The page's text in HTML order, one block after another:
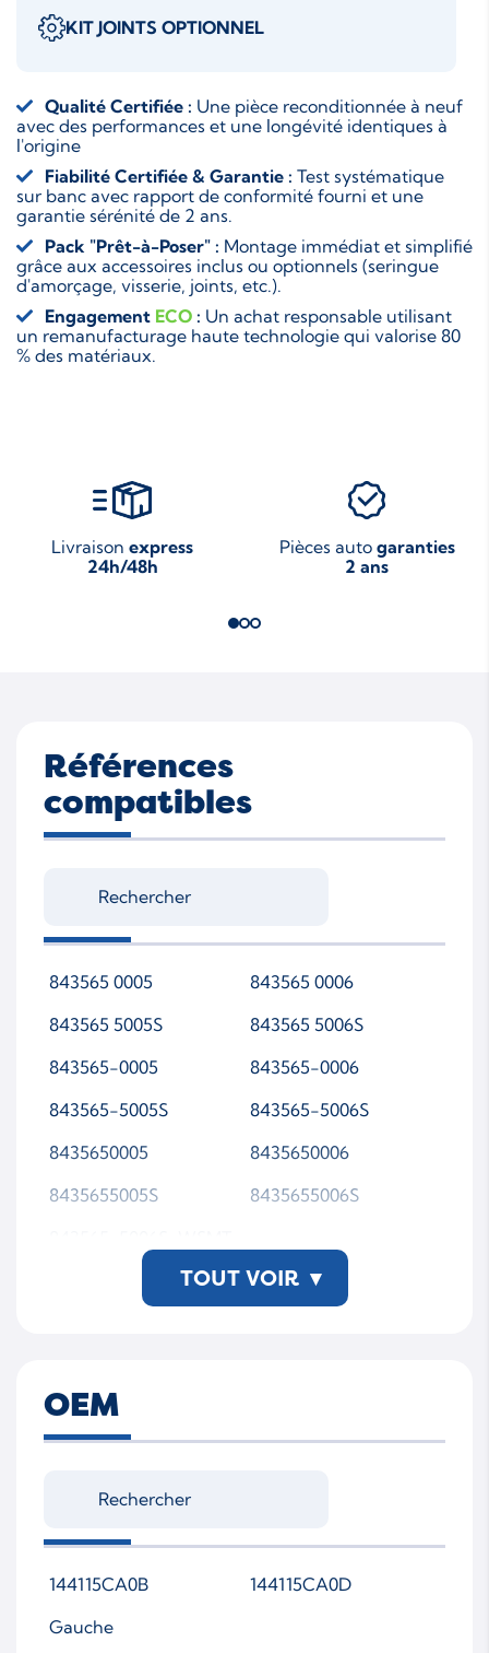
KIT JOINTS OPTIONNEL
Qualité Certifiée : Une pièce reconditionnée à neuf
avec des performances et une longévité identiques à
l'origine
Fiabilité Certifiée & Garantie : Test systématique
sur banc avec rapport de conformité fourni et une
garantie sérénité de 2 ans.
Pack "Prêt-à-Poser" : Montage immédiat et simplifié
grâce aux accessoires inclus ou optionnels (seringue
d'amorçage, visserie, joints, etc.).
Engagement ECO : Un achat responsable utilisant
un remanufacturage haute technologie qui valorise 80
% des matériaux.
Livraison express
24h/48h
Pièces auto garanties
2 ans
Références
compatibles
843565 0005
843565 0006
843565 5005S
843565 5006S
843565-0005
843565-0006
843565-5005S
843565-5006S
8435650005
8435650006
8435655005S
8435655006S
TOUT VOIR ▾
OEM
144115CA0B
144115CA0D
Gauche